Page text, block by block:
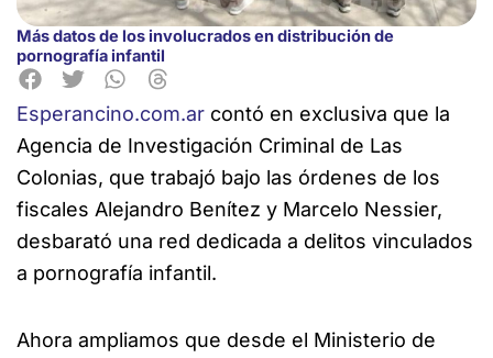
Más datos de los involucrados en distribución de
pornografía infantil
Esperancino.com.ar contó en exclusiva que la
Agencia de Investigación Criminal de Las
Colonias, que trabajó bajo las órdenes de los
fiscales Alejandro Benítez y Marcelo Nessier,
desbarató una red dedicada a delitos vinculados
a pornografía infantil.
Ahora ampliamos que desde el Ministerio de